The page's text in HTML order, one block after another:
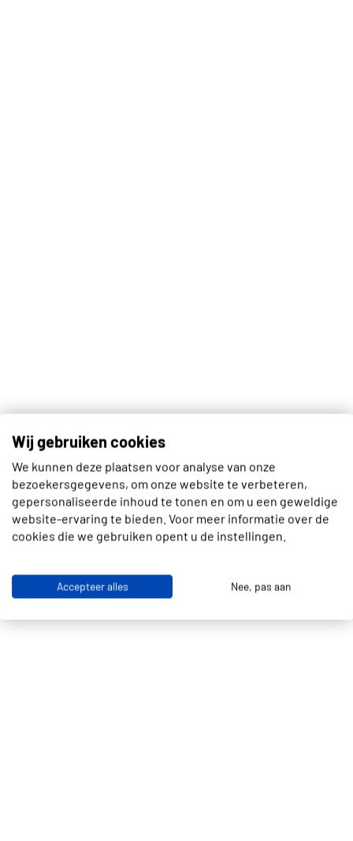
Wij gebruiken cookies
We kunnen deze plaatsen voor analyse van onze
bezoekersgegevens, om onze website te verbeteren,
gepersonaliseerde inhoud te tonen en om u een geweldige
website-ervaring te bieden. Voor meer informatie over de
cookies die we gebruiken opent u de instellingen.
Accepteer alles Nee, pas aan